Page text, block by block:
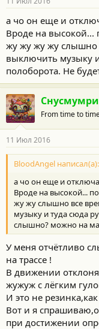
а чо он еще и
Вроде на высокой...
жу жу жу жу слышно
выключить музыку
полоборота. Не
From time to
11 Июл 2016
BloodAngel написал(а):
а чо он еще и
Вроде на высокой...
жу жу слышно все
музыку и туда сюда
слышно? можно на
У меня отчётливо
на трассе !
В движении
жужуж с лёгким
И это не
Вот и я
при достижении